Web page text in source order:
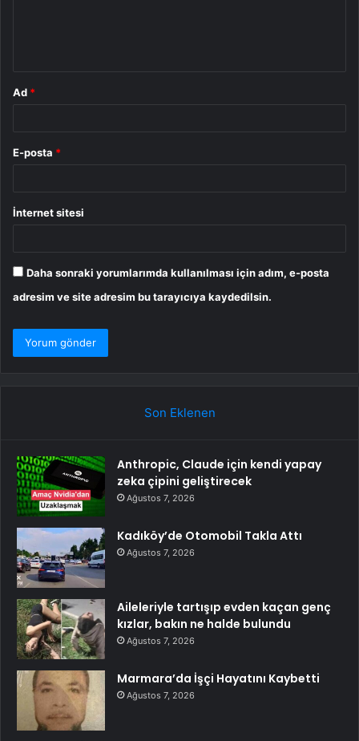
Ad *
E-posta *
İnternet sitesi
Daha sonraki yorumlarımda kullanılması için adım, e-posta
adresim ve site adresim bu tarayıcıya kaydedilsin.
Son Eklenen
Anthropic, Claude için kendi yapay
zeka çipini geliştirecek
Ağustos 7, 2026
Kadıköy’de Otomobil Takla Attı
Ağustos 7, 2026
Aileleriyle tartışıp evden kaçan genç
kızlar, bakın ne halde bulundu
Ağustos 7, 2026
Marmara’da İşçi Hayatını Kaybetti
Ağustos 7, 2026